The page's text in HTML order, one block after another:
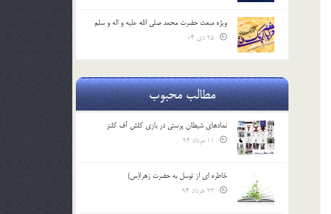
ویژه مبعث حضرت محمد صلی الله علیه و اله و سلم
مطالب محبوب
نمادهای شیطان پرستی در بازی کلش آف کلنز
خاطره ای از توسل به حضرت زهرا(س)